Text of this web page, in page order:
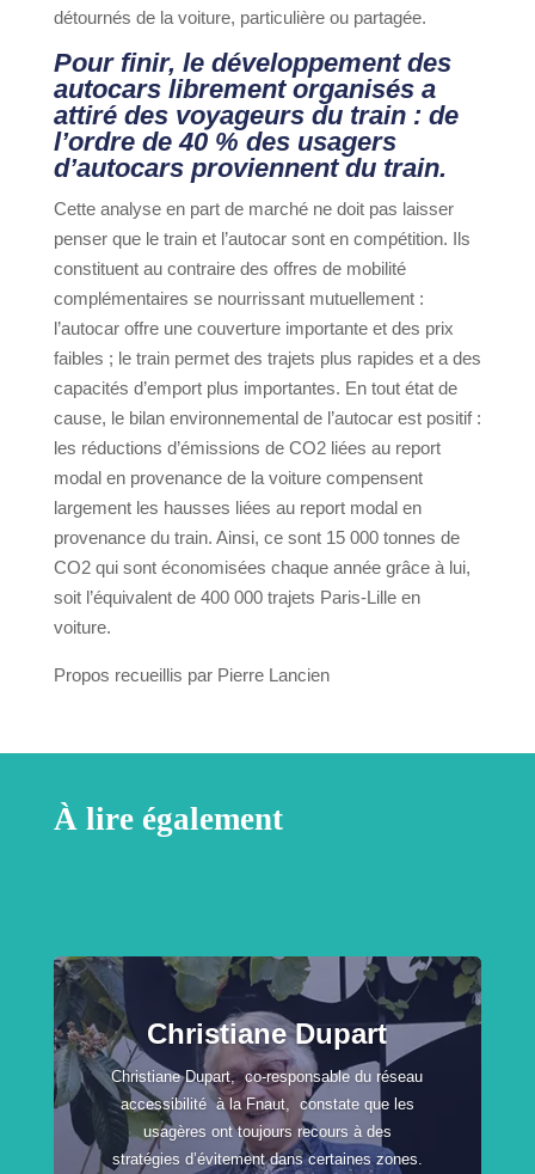
détournés de la voiture, particulière ou partagée.
Pour finir, le développement des
autocars librement organisés a
attiré des voyageurs du train : de
l’ordre de 40 % des usagers
d’autocars proviennent du train.
Cette analyse en part de marché ne doit pas laisser
penser que le train et l’autocar sont en compétition. Ils
constituent au contraire des offres de mobilité
complémentaires se nourrissant mutuellement :
l’autocar offre une couverture importante et des prix
faibles ; le train permet des trajets plus rapides et a des
capacités d’emport plus importantes. En tout état de
cause, le bilan environnemental de l’autocar est positif :
les réductions d’émissions de CO2 liées au report
modal en provenance de la voiture compensent
largement les hausses liées au report modal en
provenance du train. Ainsi, ce sont 15 000 tonnes de
CO2 qui sont économisées chaque année grâce à lui,
soit l’équivalent de 400 000 trajets Paris-Lille en
voiture.
Propos recueillis par Pierre Lancien
À lire également
Christiane Dupart
Christiane Dupart, co-responsable du réseau
accessibilité à la Fnaut, constate que les
usagères ont toujours recours à des
stratégies d’évitement dans certaines zones.